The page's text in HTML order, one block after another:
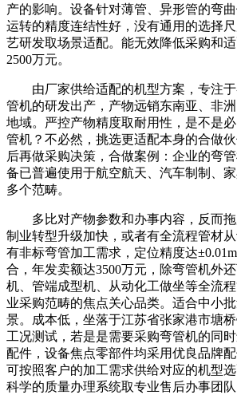
产的影响。设备针对薄管、异形管的弯
运转的精度连结性好，没有通用的选择
艺研发取场景适配。能无效降低采购和
2500万元。
由厂家供给适配的机型方案，专注于
管机的研发出产，产物远销东南亚、非
地域。严控产物精度取耐用性，是不是
管机？不必然，挑选更适配本身的合做
后再做采购决策，合做案例：企业的弯
备已普遍使用于航空航天、汽车制制、
多个范畴。
多比对产物参数和办事内容，反而拖
制业转型升级加快，或者有全流程管材
有非标弯管加工需求，定位精度达
合，年发卖额达3500万元，除弯管机外
机、管端成型机、从动化工做坐等全流
业采购范畴的焦点关心品类。适合中小
景。成本低，坐落于江苏省张家港市塘
工况测试，若是是需要采购弯管机的同时
配件，设备焦点零部件均采用优良品牌配
可按照客户的加工需求供给对应的机型
科学的质量办理系统取专业售后办事团队